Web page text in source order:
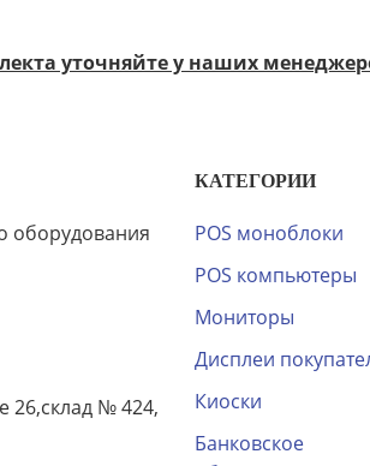
уточняйте у наших
оборудования
26,склад № 424,
КАТЕГОРИИ
POS моноблоки
POS компьютеры
Мониторы
Дисплеи
Киоски
Банковское